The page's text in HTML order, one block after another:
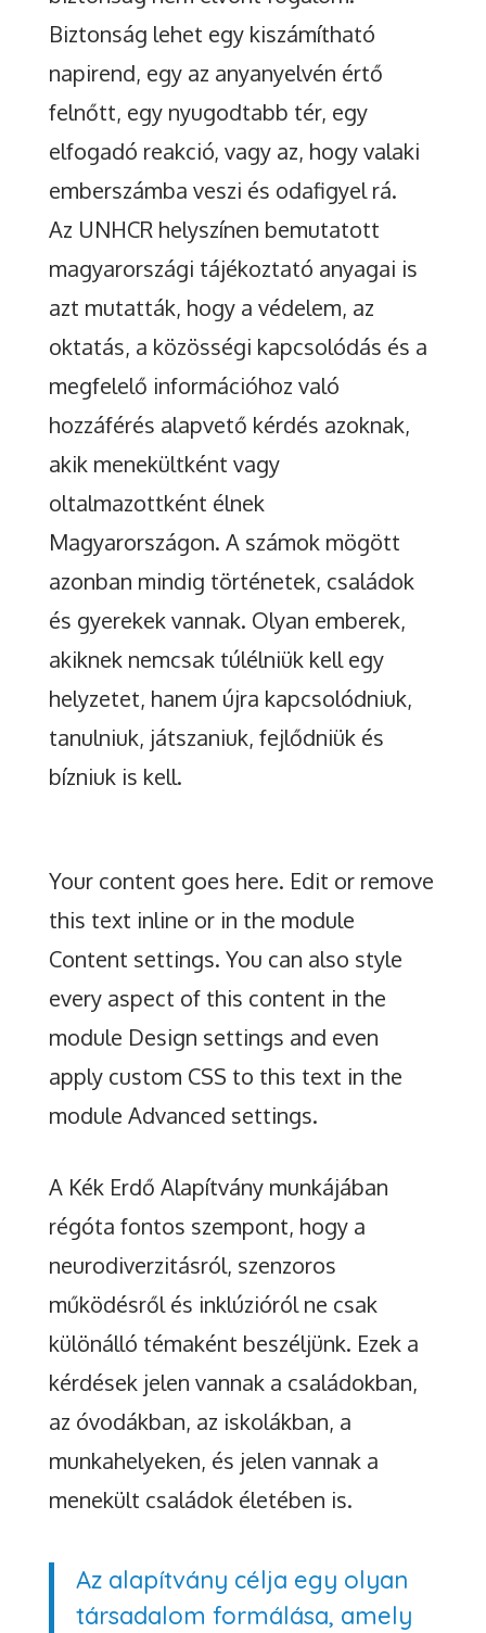
Biztonság lehet egy kiszámítható
napirend, egy az anyanyelvén értő
felnőtt, egy nyugodtabb tér, egy
elfogadó reakció, vagy az, hogy valaki
emberszámba veszi és odafigyel rá.
Az UNHCR helyszínen bemutatott
magyarországi tájékoztató anyagai is
azt mutatták, hogy a védelem, az
oktatás, a közösségi kapcsolódás és a
megfelelő információhoz való
hozzáférés alapvető kérdés azoknak,
akik menekültként vagy
oltalmazottként élnek
Magyarországon. A számok mögött
azonban mindig történetek, családok
és gyerekek vannak. Olyan emberek,
akiknek nemcsak túlélniük kell egy
helyzetet, hanem újra kapcsolódniuk,
tanulniuk, játszaniuk, fejlődniük és
bízniuk is kell.
Your content goes here. Edit or remove
this text inline or in the module
Content settings. You can also style
every aspect of this content in the
module Design settings and even
apply custom CSS to this text in the
module Advanced settings.
A Kék Erdő Alapítvány munkájában
régóta fontos szempont, hogy a
neurodiverzitásról, szenzoros
működésről és inklúzióról ne csak
különálló témaként beszéljünk. Ezek a
kérdések jelen vannak a családokban,
az óvodákban, az iskolákban, a
munkahelyeken, és jelen vannak a
menekült családok életében is.
Az alapítvány célja egy olyan
társadalom formálása, amely